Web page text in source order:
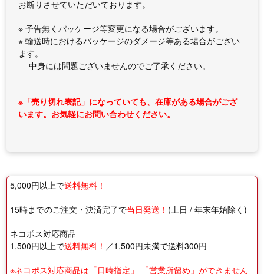
お断りさせていただいております。
※ 予告無くパッケージ等変更になる場合がございます。
※ 輸送時におけるパッケージのダメージ等ある場合がござい
ます。
中身には問題ございませんのでご了承ください。
※「売り切れ表記」になっていても、在庫がある場合がござ
います。お気軽にお問い合わせください。
5,000円以上で送料無料！
15時までのご注文・決済完了で当日発送！ (土日 / 年末年始除く)
ネコポス対応商品
1,500円以上で送料無料！ ／1,500円未満で送料300円
※ネコポス対応商品は「日時指定」 「営業所留め」ができません